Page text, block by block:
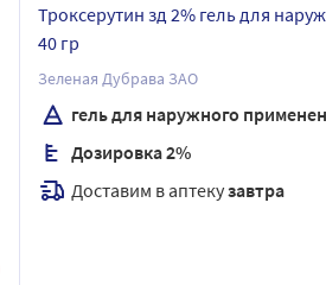
Троксерутин зд 2% гель для
40 гр
Зеленая Дубрава ЗАО
гель для наружного
Дозировка 2%
Доставим в аптекузавтра